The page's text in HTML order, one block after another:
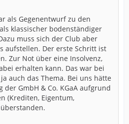
als Gegenentwurf zu den
klassischer bodenständiger
muss sich der Club aber
aufstellen. Der erste Schritt ist
Zur Not über eine Insolvenz,
erhalten kann. Das war bei
auch das Thema. Bei uns hätte
der GmbH & Co. KGaA aufgrund
(Krediten, Eigentum,